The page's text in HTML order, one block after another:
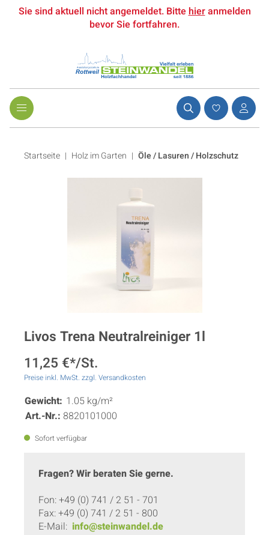
Sie sind aktuell nicht angemeldet. Bittehieranmelden
bevor Sie fortfahren.
Startseite Holz im Garten | Öle / Lasuren / Holzschutz
Livos Trena Neutralreiniger 1l
11,25 €*/St.
Preise inkl. MwSt. zzgl. Versandkosten
Gewicht: 1.05 kg/m²
Art.-Nr.: 8820101000
Sofort verfügbar
Fragen? Wir beraten Sie gerne.
Fon: +49 (0) 741 / 2 51 - 701
Fax: +49 (0) 741 / 2 51 - 800
E-Mail: info@steinwandel.de